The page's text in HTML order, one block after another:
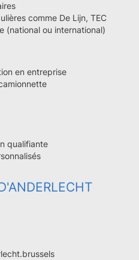
comme De Lijn, TEC
(national ou international)
en entreprise
qualifiante